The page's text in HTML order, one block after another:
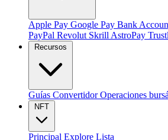
Apple Pay Google Pay Bank
PayPal Revolut Skrill AstroPay
Recursos
Guías ConvertidorOperaciones
NFT
Principal Explore Lista